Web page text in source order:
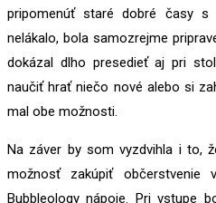
pripomenúť staré dobré časy
nelákalo, bola samozrejme
dokázal dlho presedieť aj pri
naučiť hrať niečo nové alebo si
mal obe možnosti.
Na záver by som vyzdvihla i to,
možnosť zakúpiť
Bubbleology nápoje. Pri vstupe